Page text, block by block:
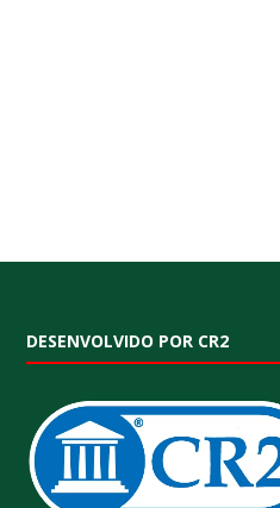
DESENVOLVIDO POR CR2